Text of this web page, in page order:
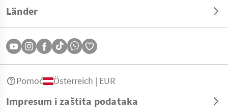
Länder
Impresum i zaštita podataka
Pomoć Österreich | EUR